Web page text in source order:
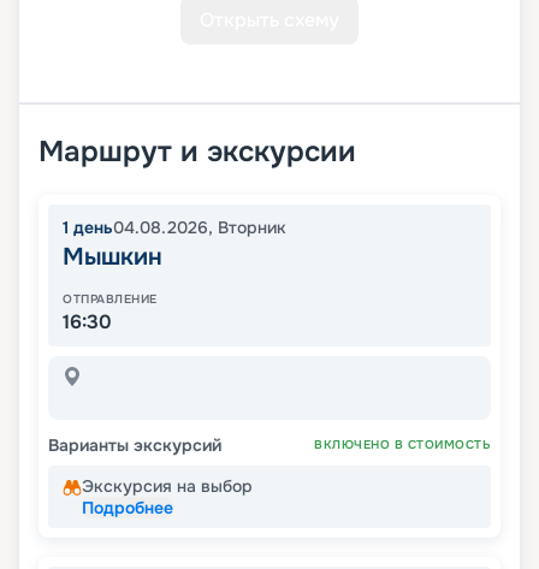
Маршрут и экскурсии
1 день04.08.2026, Вторник
Мышкин
ОТПРАВЛЕНИЕ
16:30
Варианты экскурсий ВКЛЮЧЕНО В СТОИМОСТЬ
Экскурсия на выбор
Подробнее